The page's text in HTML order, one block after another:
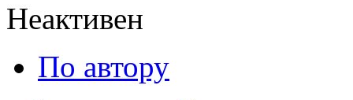
Неактивен
По автору